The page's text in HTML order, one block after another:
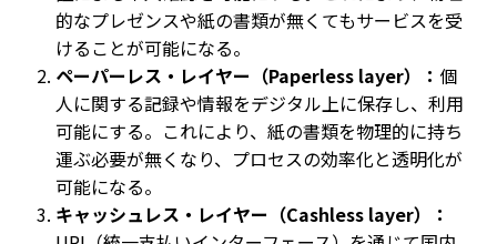
的なプレゼンスや紙の書類が無くてもサービスを受
けることが可能になる。
ペーパーレス・レイヤー（Paperless layer）： 個
人に関する記録や情報をデジタル上に保存し、利用
可能にする。これにより、紙の書類を物理的に持ち
運ぶ必要が無くなり、プロセスの効率化と透明化が
可能になる。
キャッシュレス・レイヤー（Cashless layer）：